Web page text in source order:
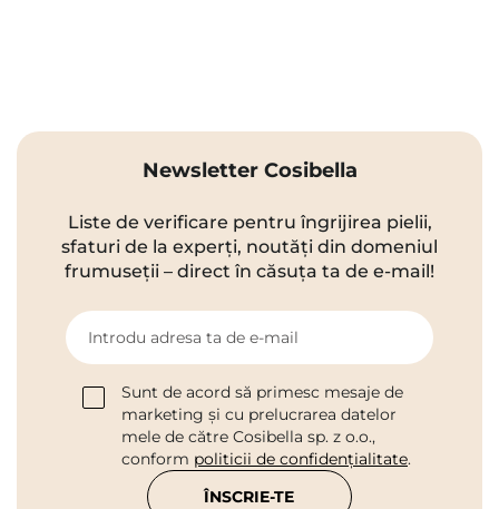
Newsletter Cosibella
Liste de verificare pentru îngrijirea pielii,
sfaturi de la experți, noutăți din domeniul
frumuseții – direct în căsuța ta de e-mail!
Introdu adresa ta de e-mail
Sunt de acord să primesc mesaje de
marketing și cu prelucrarea datelor
mele de către Cosibella sp. z o.o.,
conform politicii de confidențialitate.
ÎNSCRIE-TE